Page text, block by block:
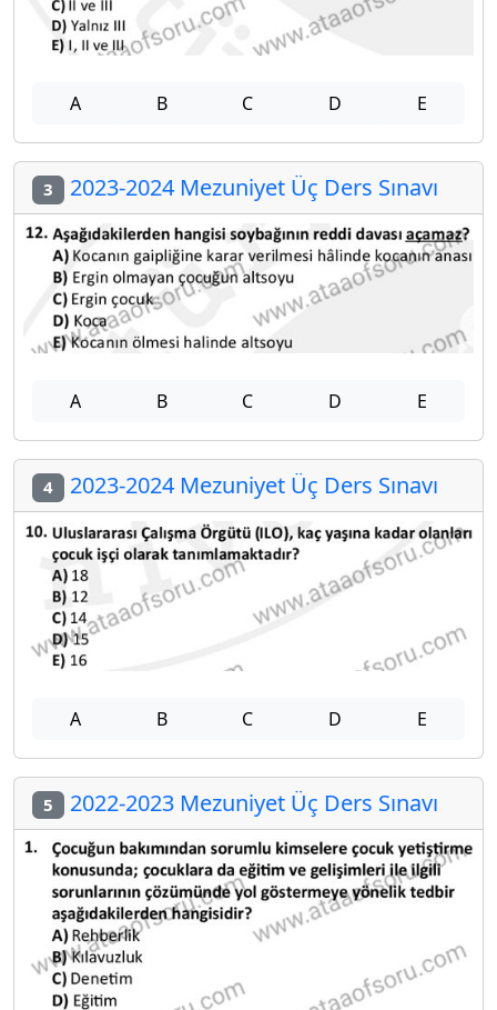
A B C D E
3 2023-2024 Mezuniyet Üç Ders Sınavı
A B C D E
4 2023-2024 Mezuniyet Üç Ders Sınavı
A B C D E
5 2022-2023 Mezuniyet Üç Ders Sınavı